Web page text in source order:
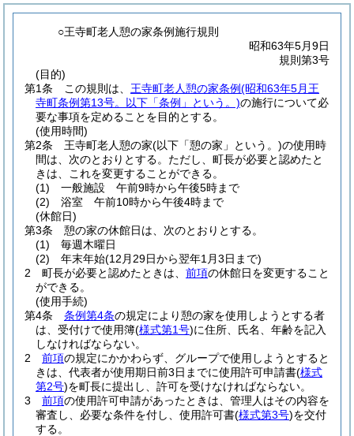
○王寺町老人憩の家条例施行規則
昭和63年5月9日
規則第3号
(目的)
第1条
この規則は、 王寺町老人憩の家条例(昭和63年5月王
寺町条例第13号。以下「条例」という。)の施行について必
要な事項を定めることを目的とする。
(使用時間)
第2条
王寺町老人憩の家(以下「憩の家」という。)の使用時
間は、次のとおりとする。 ただし、町長が必要と認めたと
きは、これを変更することができる。
(1)
一般施設 午前9時から午後5時まで
(2)
浴室 午前10時から午後4時まで
(休館日)
第3条
憩の家の休館日は、次のとおりとする。
(1)
毎週木曜日
(2)
年末年始(12月29日から翌年1月3日まで)
2
町長が必要と認めたときは、 前項の休館日を変更すること
ができる。
(使用手続)
第4条
条例第4条の規定により憩の家を使用しようとする者
は、受付けで使用簿(様式第1号)に住所、氏名、年齢を記入
しなければならない。
2
前項の規定にかかわらず、グループで使用しようとすると
きは、代表者が使用期日前3日までに使用許可申請書(様式
第2号)を町長に提出し、許可を受けなければならない。
3
前項の使用許可申請があったときは、管理人はその内容を
審査し、必要な条件を付し、使用許可書(様式第3号)を交付
する。